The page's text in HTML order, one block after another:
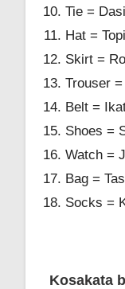
Tie = Dasi
Hat = Topi
Skirt =
Trouser
Belt =
Shoes =
Watch =
Bag = Tas
Socks =
Kosakata